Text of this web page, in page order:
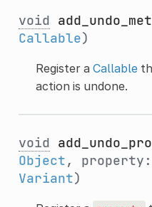
void
Callable)
Register a Callable
action is undone.
void
Object, property:
Variant)